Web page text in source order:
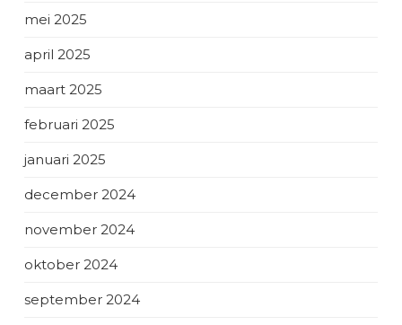
mei 2025
april 2025
maart 2025
februari 2025
januari 2025
december 2024
november 2024
oktober 2024
september 2024